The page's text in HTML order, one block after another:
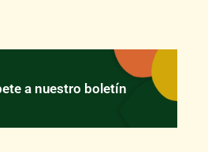
a nuestro boletín